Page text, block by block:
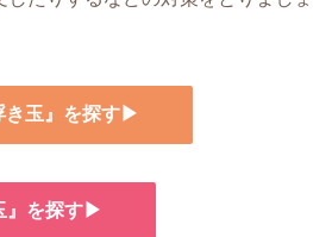
き玉』を探す▶
』を探す▶